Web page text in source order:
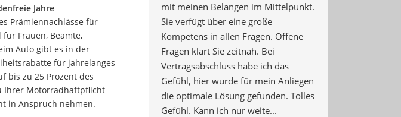
mit meinen Belangen im Mittelpunkt.
Sie verfügt über eine große
Kompetens in allen Fragen. Offene
Fragen klärt Sie zeitnah. Bei
Vertragsabschluss habe ich das
Gefühl, hier wurde für mein Anliegen
die optimale Lösung gefunden. Tolles
Gefühl. Kann ich nur weite...
Jahre
Prämiennachlässe für
Frauen, Beamte,
Auto gibt es in der
für jahrelanges
bis zu 25 Prozent des
Ihrer Motorradhaftpflicht
in Anspruch nehmen.